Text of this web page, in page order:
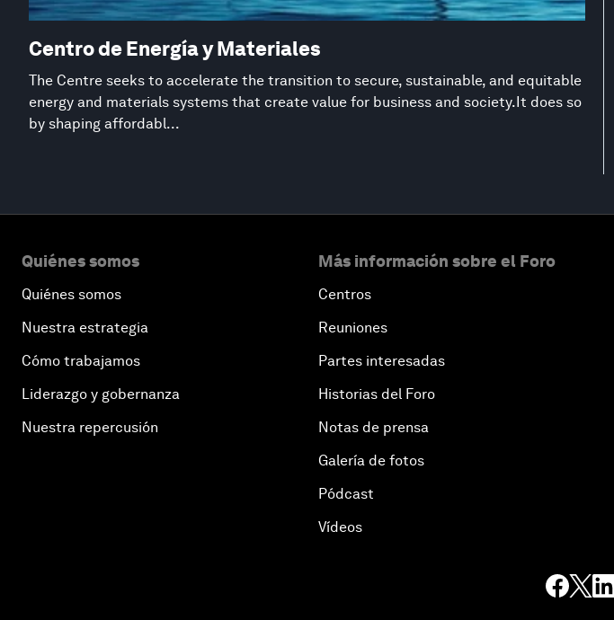
Centro de Energía y Materiales
The Centre seeks to accelerate the transition to secure, sustainable, and equitable
energy and materials systems that create value for business and society.It does so
by shaping affordabl...
Quiénes somos
Quiénes somos
Nuestra estrategia
Cómo trabajamos
Liderazgo y gobernanza
Nuestra repercusión
Más información sobre el Foro
Centros
Reuniones
Partes interesadas
Historias del Foro
Notas de prensa
Galería de fotos
Pódcast
Vídeos